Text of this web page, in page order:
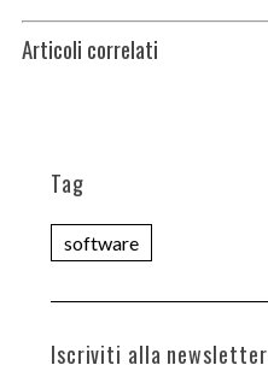
Articoli correlati
Tag
software
Iscriviti alla newsletter